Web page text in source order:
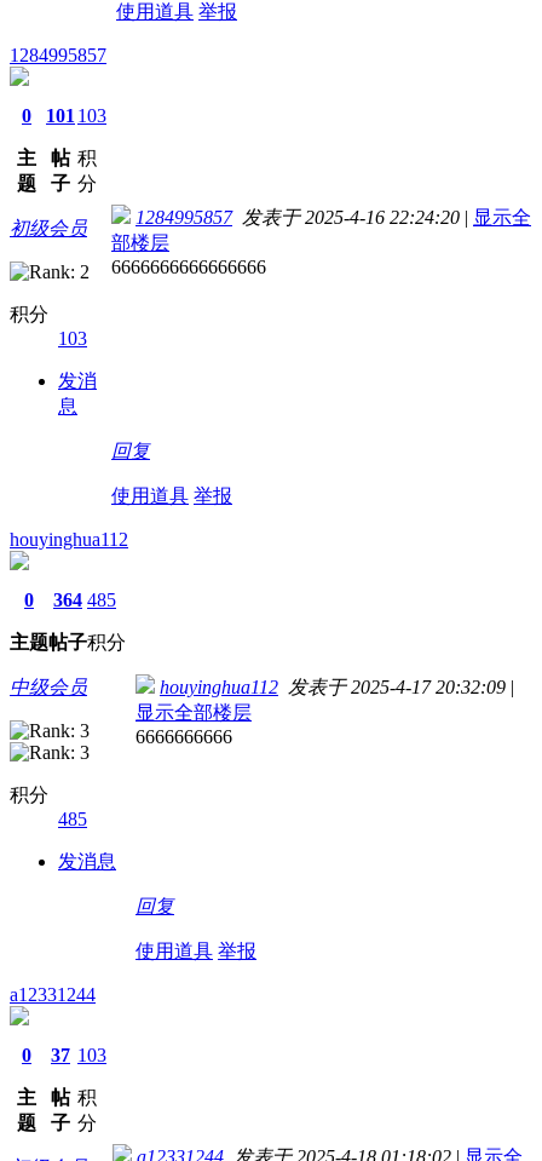
使用道具 举报
1284995857
0
主
题
101
帖
子
103
积
分
初级会员
积分
103
发消
息
1284995857发表于 2025-4-16 22:24:20 | 显示全
部楼层
6666666666666666
回复
使用道具 举报
houyinghua112
0
主题
364
帖子
485
积分
中级会员
积分
485
发消息
houyinghua112 发表于 2025-4-17 20:32:09 |
显示全部楼层
6666666666
回复
使用道具 举报
a12331244
0
主
题
37
帖
子
103
积
分